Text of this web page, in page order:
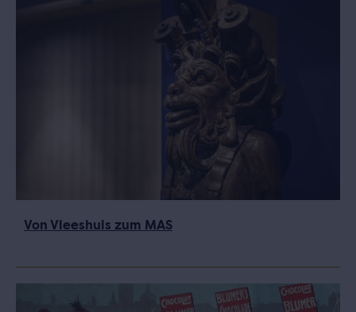
Von Vleeshuis zum MAS